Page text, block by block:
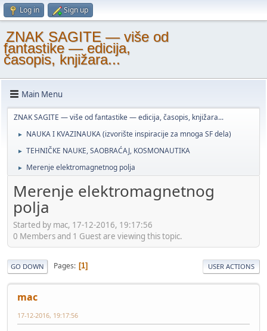
Log in Sign up
ZNAK SAGITE — više od
fantastike — edicija,
časopis, knjižara...
Main Menu
ZNAK SAGITE — više od fantastike — edicija, časopis, knjižara...
► NAUKA I KVAZINAUKA (izvorište inspiracije za mnoga SF dela)
► TEHNIČKE NAUKE, SAOBRAĆAJ, KOSMONAUTIKA
► Merenje elektromagnetnog polja
Merenje elektromagnetnog
polja
Started by mac, 17-12-2016, 19:17:56
0 Members and 1 Guest are viewing this topic.
GO DOWN Pages 1 USER ACTIONS
mac
17-12-2016, 19:17:56